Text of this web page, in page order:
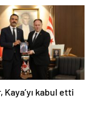
Kaya’yı kabul etti